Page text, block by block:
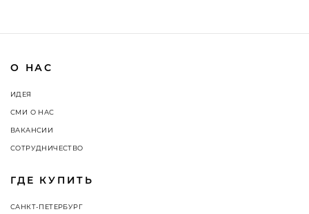
О НАС
ИДЕЯ
СМИ О НАС
ВАКАНСИИ
СОТРУДНИЧЕСТВО
ГДЕ КУПИТЬ
САНКТ-ПЕТЕРБУРГ